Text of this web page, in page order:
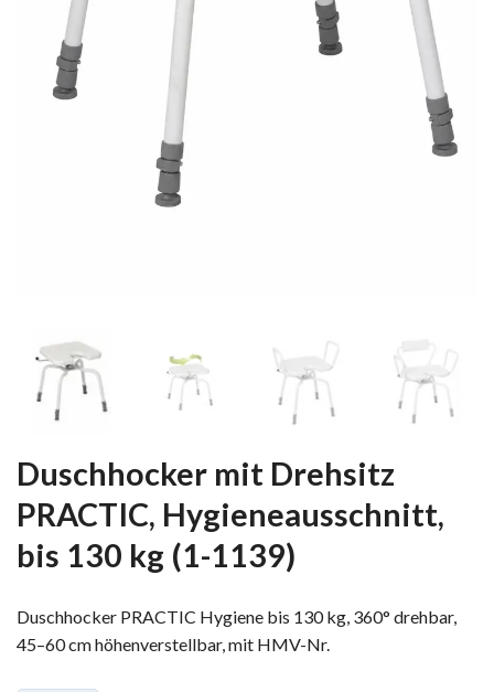
Duschhocker mit Drehsitz
PRACTIC, Hygieneausschnitt,
bis 130 kg (1-1139)
Duschhocker PRACTIC Hygiene bis 130 kg, 360° drehbar,
45–60 cm höhenverstellbar, mit HMV-Nr.